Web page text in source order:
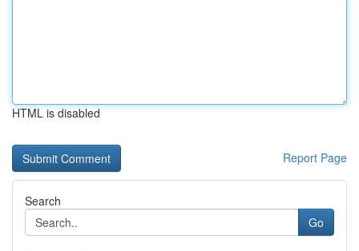
HTML is disabled
Report Page
Search
Go